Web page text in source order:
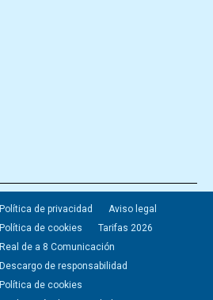
Política de privacidad
Aviso legal
Política de cookies
Tarifas 2026
Real de a 8 Comunicación
Descargo de responsabilidad
Política de cookies